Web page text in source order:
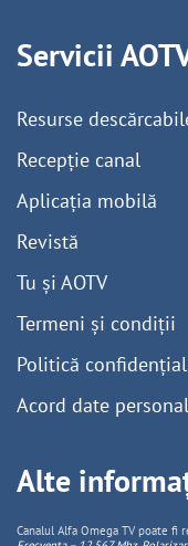
Servicii
Resurse
Recepție canal
Aplicația mobilă
Revistă
Tu și AOTV
Termeni și condiții
Politică
Acord date
Alte
Canalul Alfa Omega TV poate